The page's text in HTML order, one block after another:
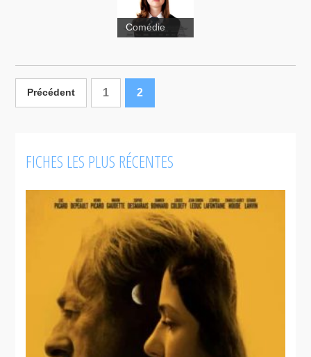
Le Journal
d'Aurélie
Comédie
Précédent 1 2
FICHES LES PLUS RÉCENTES